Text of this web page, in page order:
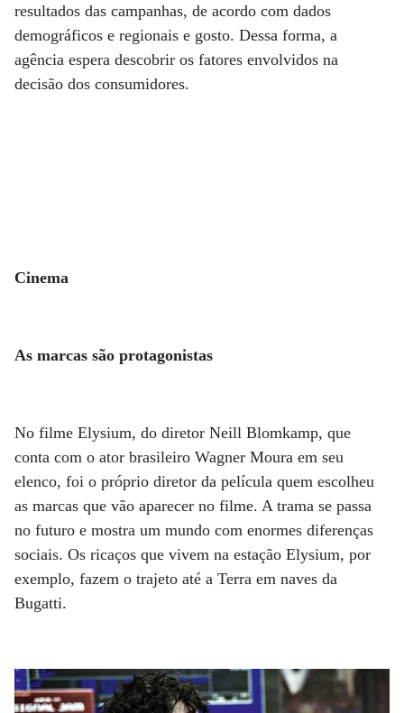
resultados das campanhas, de acordo com dados
demográficos e regionais e gosto. Dessa forma, a
agência espera descobrir os fatores envolvidos na
decisão dos consumidores.
Cinema
As marcas são protagonistas
No filme Elysium, do diretor Neill Blomkamp, que
conta com o ator brasileiro Wagner Moura em seu
elenco, foi o próprio diretor da película quem escolheu
as marcas que vão aparecer no filme. A trama se passa
no futuro e mostra um mundo com enormes diferenças
sociais. Os ricaços que vivem na estação Elysium, por
exemplo, fazem o trajeto até a Terra em naves da
Bugatti.